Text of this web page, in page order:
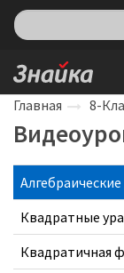
Главная 8-
Квадратные
Квадратичная